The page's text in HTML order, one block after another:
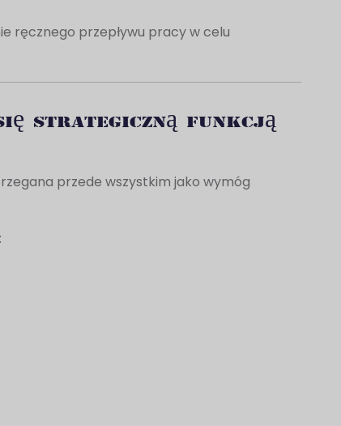
ręcznego przepływu pracy w celu
strategiczną funkcją
przede wszystkim jako wymóg